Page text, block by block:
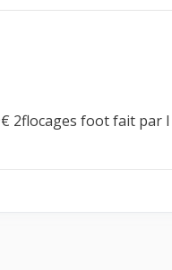
foot fait par l